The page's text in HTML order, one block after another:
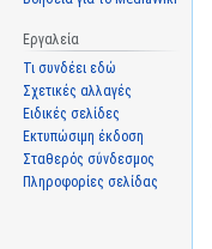
Εργαλεία
Τι συνδέει εδώ
Σχετικές αλλαγές
Ειδικές σελίδες
Εκτυπώσιμη έκδοση
Σταθερός σύνδεσμος
Πληροφορίες σελίδας